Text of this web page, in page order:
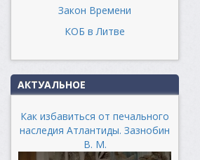
Закон Времени
КОБ в Литве
АКТУАЛЬНОЕ
Как избавиться от печального
наследия Атлантиды. Зазнобин
В. М.